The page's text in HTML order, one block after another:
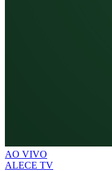
AO VIVO
ALECE TV